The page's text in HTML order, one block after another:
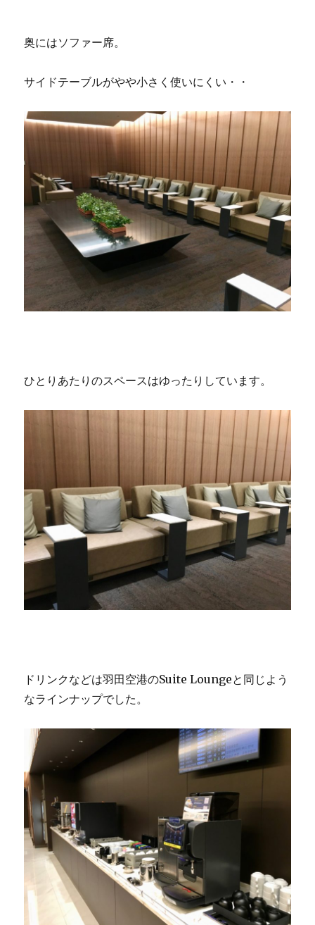
奥にはソファー席。
サイドテーブルがやや小さく使いにくい・・
ひとりあたりのスペースはゆったりしています。
ドリンクなどは羽田空港のSuite Loungeと同じよう
なラインナップでした。